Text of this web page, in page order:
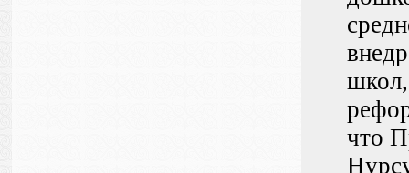
что